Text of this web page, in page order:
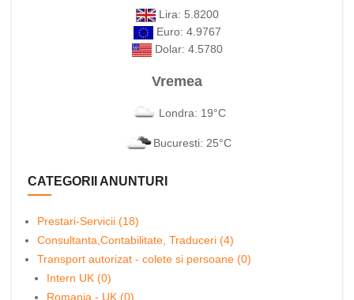
Lira: 5.8200
Euro: 4.9767
Dolar: 4.5780
Vremea
Londra: 19°C
Bucuresti: 25°C
CATEGORII ANUNTURI
Prestari-Servicii (18)
Consultanta,Contabilitate, Traduceri (4)
Transport autorizat - colete si persoane (0)
Intern UK (0)
Romania - UK (0)